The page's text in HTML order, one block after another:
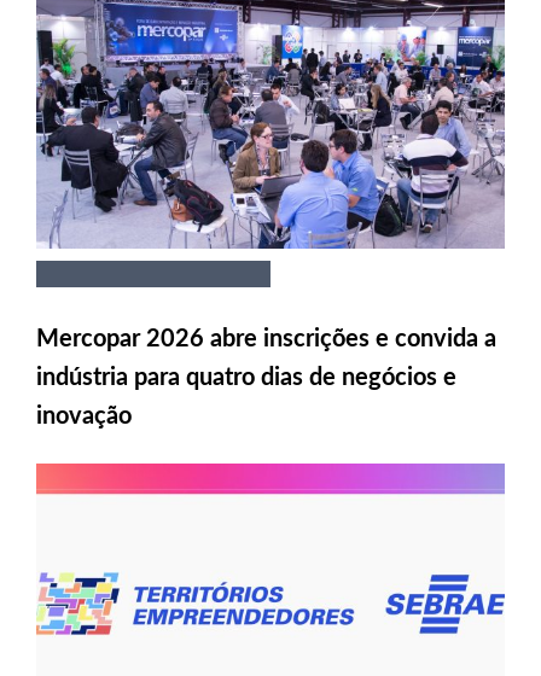
Mercopar 2026 abre inscrições e convida a
indústria para quatro dias de negócios e
inovação